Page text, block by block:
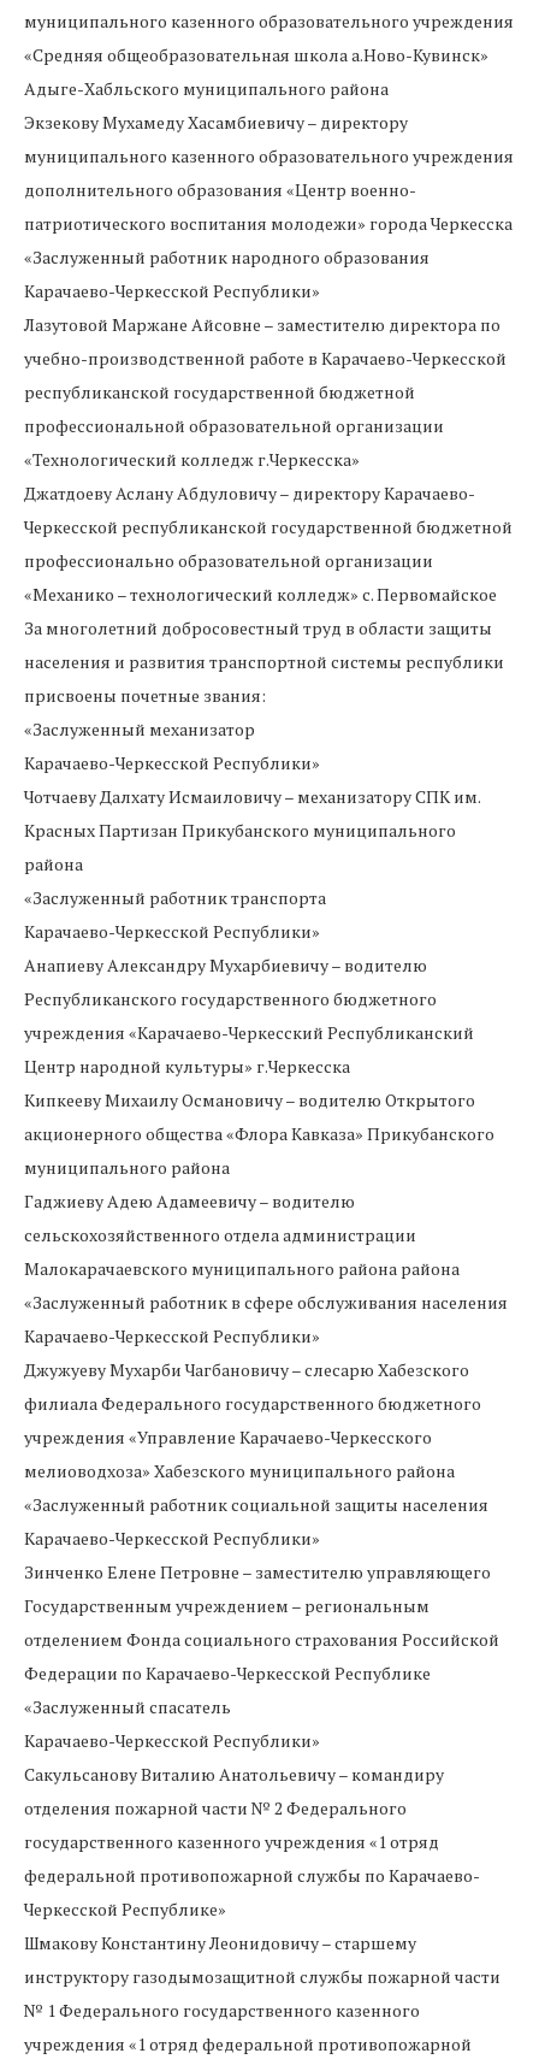
муниципального казенного образовательного учреждения
«Средняя общеобразовательная школа а.Ново-Кувинск»
Адыге-Хабльского муниципального района
Экзекову Мухамеду Хасамбиевичу – директору
муниципального казенного образовательного учреждения
дополнительного образования «Центр военно-
патриотического воспитания молодежи» города Черкесска
«Заслуженный работник народного образования
Карачаево-Черкесской Республики»
Лазутовой Маржане Айсовне – заместителю директора по
учебно-производственной работе в Карачаево-Черкесской
республиканской государственной бюджетной
профессиональной образовательной организации
«Технологический колледж г.Черкесска»
Джатдоеву Аслану Абдуловичу – директору Карачаево-
Черкесской республиканской государственной бюджетной
профессионально образовательной организации
«Механико – технологический колледж» с. Первомайское
За многолетний добросовестный труд в области защиты
населения и развития транспортной системы республики
присвоены почетные звания:
«Заслуженный механизатор
Карачаево-Черкесской Республики»
Чотчаеву Далхату Исмаиловичу – механизатору СПК им.
Красных Партизан Прикубанского муниципального
района
«Заслуженный работник транспорта
Карачаево-Черкесской Республики»
Анапиеву Александру Мухарбиевичу – водителю
Республиканского государственного бюджетного
учреждения «Карачаево-Черкесский Республиканский
Центр народной культуры» г.Черкесска
Кипкееву Михаилу Османовичу – водителю Открытого
акционерного общества «Флора Кавказа» Прикубанского
муниципального района
Гаджиеву Адею Адамеевичу – водителю
сельскохозяйственного отдела администрации
Малокарачаевского муниципального района района
«Заслуженный работник в сфере обслуживания населения
Карачаево-Черкесской Республики»
Джужуеву Мухарби Чагбановичу – слесарю Хабезского
филиала Федерального государственного бюджетного
учреждения «Управление Карачаево-Черкесского
мелиоводхоза» Хабезского муниципального района
«Заслуженный работник социальной защиты населения
Карачаево-Черкесской Республики»
Зинченко Елене Петровне – заместителю управляющего
Государственным учреждением – региональным
отделением Фонда социального страхования Российской
Федерации по Карачаево-Черкесской Республике
«Заслуженный спасатель
Карачаево-Черкесской Республики»
Сакульсанову Виталию Анатольевичу – командиру
отделения пожарной части № 2 Федерального
государственного казенного учреждения «1 отряд
федеральной противопожарной службы по Карачаево-
Черкесской Республике»
Шмакову Константину Леонидовичу – старшему
инструктору газодымозащитной службы пожарной части
№ 1 Федерального государственного казенного
учреждения «1 отряд федеральной противопожарной